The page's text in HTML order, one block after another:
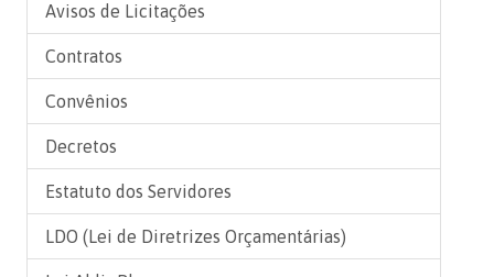
Avisos de Licitações
Contratos
Convênios
Decretos
Estatuto dos Servidores
LDO (Lei de Diretrizes Orçamentárias)